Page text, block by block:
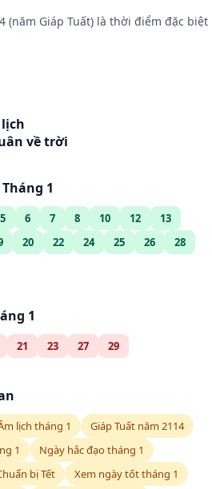
(năm Giáp Tuất) là thời điểm đặc biệt
về trời
1
5 6 7 8 10 12
13
20 22 24 25 26
28
1
21 23 27 29
lịch tháng 1
Giáp Tuất năm 2114
1
Ngày hắc đạo tháng 1
bị Tết
Xem ngày tốt tháng 1